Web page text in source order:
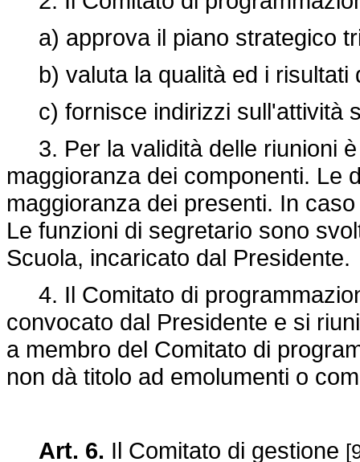
a) approva il piano strategico
b) valuta la qualità ed i risultati
c) fornisce indirizzi sull'attività
3. Per la validità delle riunioni
maggioranza dei componenti. Le
maggioranza dei presenti. In
Le funzioni di segretario sono
Scuola, incaricato dal Presidente.
4. Il Comitato di
convocato dal Presidente e si
a membro del Comitato di
non dà titolo ad emolumenti o
Art. 6. Il Comitato di gestione